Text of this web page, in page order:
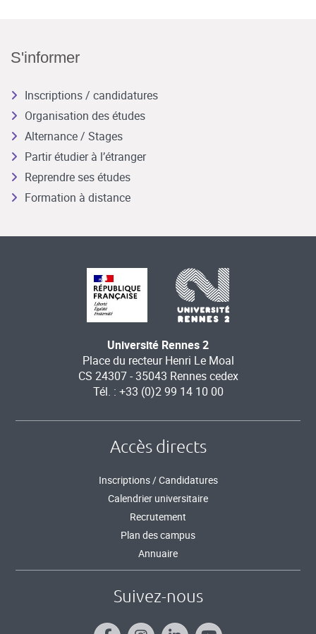
S'informer
Inscriptions / candidatures
Organisation des études
Alternance / Stages
Partir étudier à l’étranger
Reprendre ses études
Formation à distance
Université Rennes 2
Place du recteur Henri Le Moal
CS 24307 - 35043 Rennes cedex
Tél. : +33 (0)2 99 14 10 00
Accès directs
Inscriptions / Candidatures
Calendrier universitaire
Recrutement
Plan des campus
Annuaire
Suivez-nous